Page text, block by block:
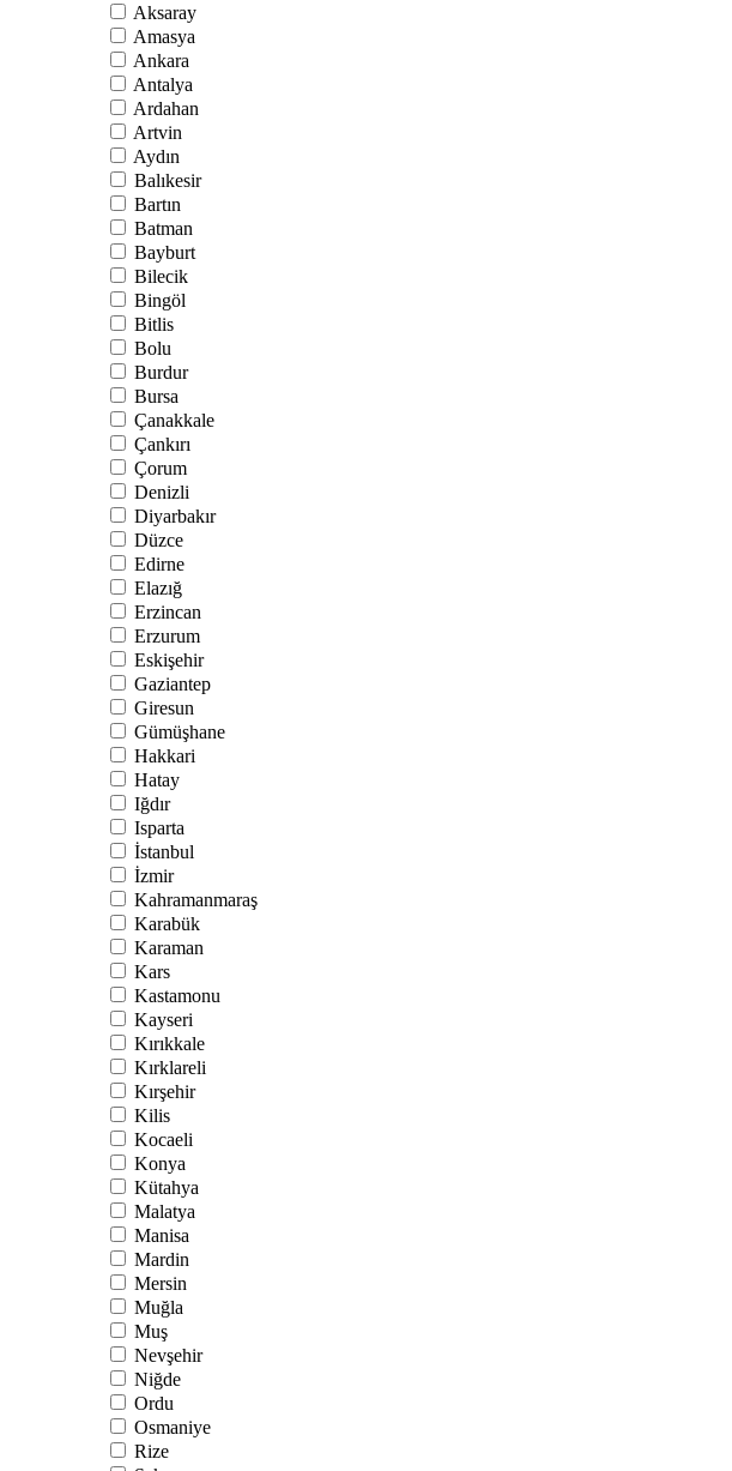
Aksaray
Amasya
Ankara
Antalya
Ardahan
Artvin
Aydın
Balıkesir
Bartın
Batman
Bayburt
Bilecik
Bingöl
Bitlis
Bolu
Burdur
Bursa
Çanakkale
Çankırı
Çorum
Denizli
Diyarbakır
Düzce
Edirne
Elazığ
Erzincan
Erzurum
Eskişehir
Gaziantep
Giresun
Gümüşhane
Hakkari
Hatay
Iğdır
Isparta
İstanbul
İzmir
Kahramanmaraş
Karabük
Karaman
Kars
Kastamonu
Kayseri
Kırıkkale
Kırklareli
Kırşehir
Kilis
Kocaeli
Konya
Kütahya
Malatya
Manisa
Mardin
Mersin
Muğla
Muş
Nevşehir
Niğde
Ordu
Osmaniye
Rize